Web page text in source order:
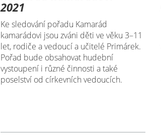
2021
Ke sledování pořadu Kamarád
kamarádovi jsou zváni děti ve věku 3–11
let, rodiče a vedoucí a učitelé Primárek.
Pořad bude obsahovat hudební
vystoupení i různé činnosti a také
poselství od církevních vedoucích.